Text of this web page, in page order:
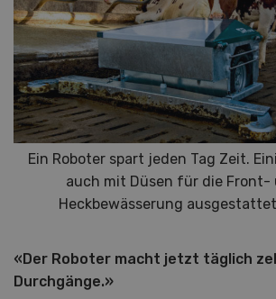
Ein Roboter spart jeden Tag Zeit.
auch mit Düsen für die Front-
Heckbewässerung
«Der Roboter macht jetzt täglich
Durchgänge.»